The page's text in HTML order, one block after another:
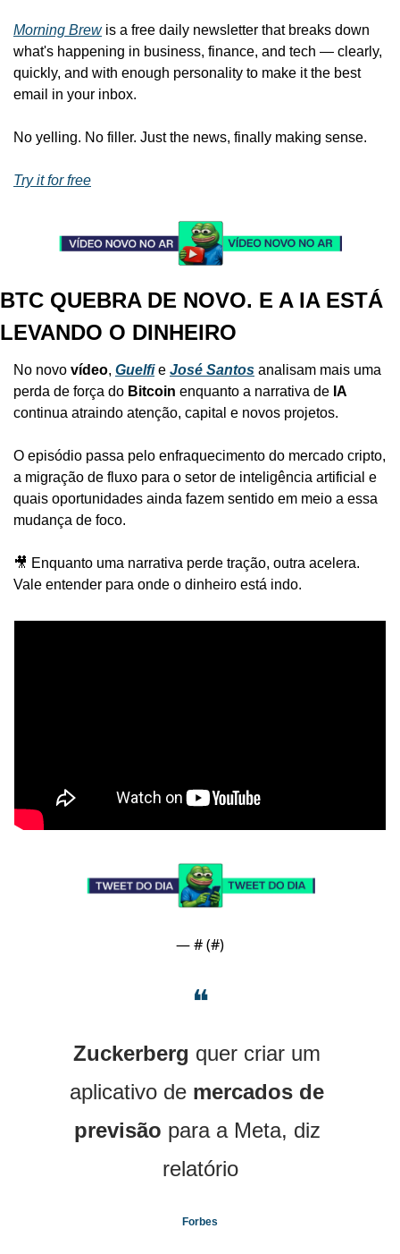
Morning Brew is a free daily newsletter that breaks down
what's happening in business, finance, and tech — clearly,
quickly, and with enough personality to make it the best
email in your inbox.
No yelling. No filler. Just the news, finally making sense.
Try it for free
BTC QUEBRA DE NOVO. E A IA ESTÁ
LEVANDO O DINHEIRO
No novo vídeo, Guelfi e José Santos analisam mais uma
perda de força do Bitcoin enquanto a narrativa de IA
continua atraindo atenção, capital e novos projetos.
O episódio passa pelo enfraquecimento do mercado cripto,
a migração de fluxo para o setor de inteligência artificial e
quais oportunidades ainda fazem sentido em meio a essa
mudança de foco.
🎥 Enquanto uma narrativa perde tração, outra acelera.
Vale entender para onde o dinheiro está indo.
— # (#)
❝
Zuckerberg quer criar um
aplicativo de mercados de
previsão para a Meta, diz
relatório
Forbes